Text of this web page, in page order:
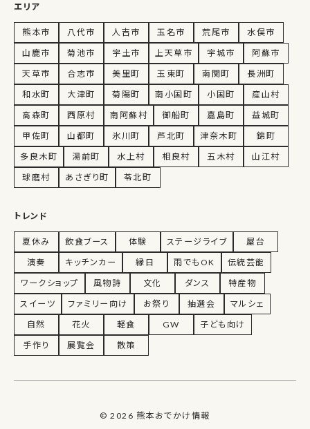
エリア
熊本市 八代市 人吉市 玉名市 荒尾市
水俣市
山鹿市
菊池市 宇土市 上天草市 宇城市
阿蘇市
天草市
合志市 美里町 玉東町 南関町
長洲町
和水町
大津町 菊陽町 南小国町 小国町
産山村
高森町
西原村 南阿蘇村 御船町 嘉島町
益城町
甲佐町
山都町 氷川町 芦北町 津奈木町
錦町
多良木町
湯前町 水上村 相良村 五木村
山江村
球磨村
あさぎり町 苓北町
トレンド
夏休み 飲食ブース 体験 ステージライブ
屋台
演奏
キッチンカー 縁日 雨でもOK
伝統芸能
ワークショップ
風物詩 文化 ダンス
特産物
スイーツ
ファミリー向け お祭り 抽選会
マルシェ
自然
花火 軽食 GW
子ども向け
手作り
展覧会 散策
© 2026 熊本おでかけ情報